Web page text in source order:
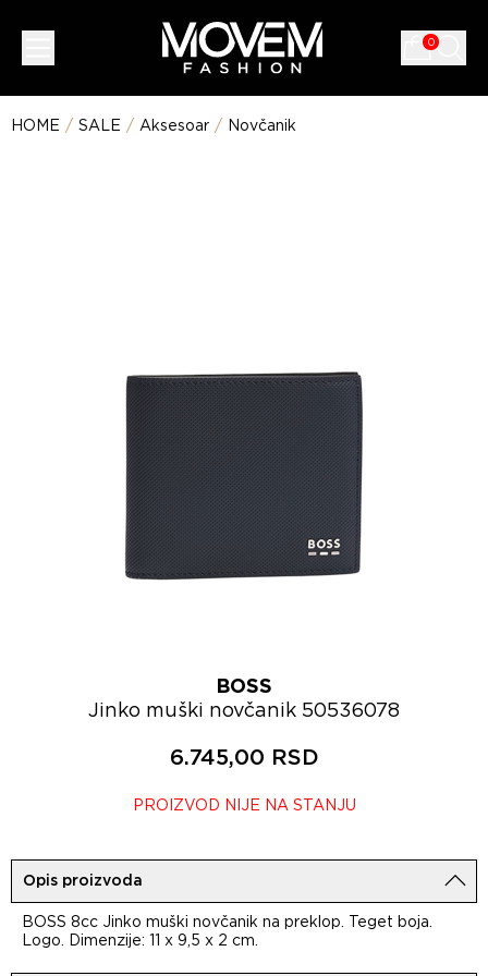
0
HOME / SALE / Aksesoar / Novčanik
BOSS
Jinko muški novčanik 50536078
6.745,00 RSD
PROIZVOD NIJE NA STANJU
Opis proizvoda
BOSS 8cc Jinko muški novčanik na preklop. Teget boja.
Logo. Dimenzije: 11 x 9,5 x 2 cm.